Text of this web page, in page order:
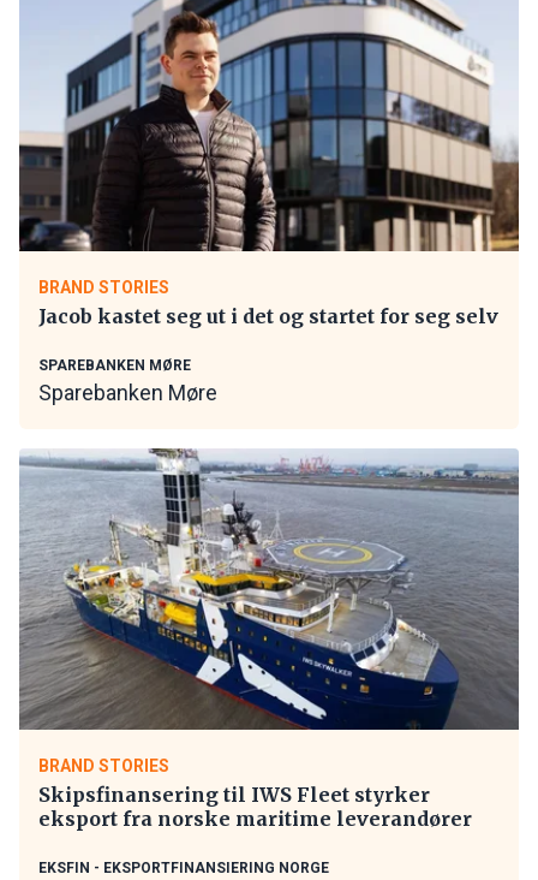
BRAND STORIES
Jacob kastet seg ut i det og startet for seg selv
SPAREBANKEN MØRE
Sparebanken Møre
BRAND STORIES
Skipsfinansering til IWS Fleet styrker
eksport fra norske maritime leverandører
EKSFIN - EKSPORTFINANSIERING NORGE